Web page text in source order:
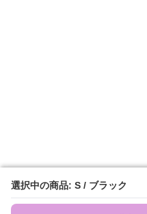
選択中の商品: S / ブラック
選択中の商品: S / ブラック